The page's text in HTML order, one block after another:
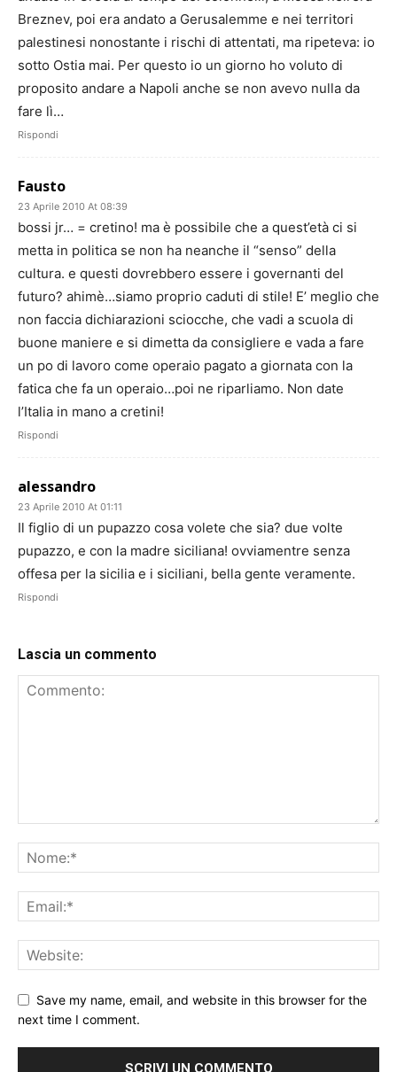
Breznev, poi era andato a Gerusalemme e nei territori
palestinesi nonostante i rischi di attentati, ma ripeteva: io
sotto Ostia mai. Per questo io un giorno ho voluto di
proposito andare a Napoli anche se non avevo nulla da
fare lì…
Rispondi
Fausto
23 Aprile 2010 At 08:39
bossi jr… = cretino! ma è possibile che a quest’età ci si
metta in politica se non ha neanche il “senso” della
cultura. e questi dovrebbero essere i governanti del
futuro? ahimè…siamo proprio caduti di stile! E’ meglio che
non faccia dichiarazioni sciocche, che vadi a scuola di
buone maniere e si dimetta da consigliere e vada a fare
un po di lavoro come operaio pagato a giornata con la
fatica che fa un operaio…poi ne riparliamo. Non date
l’Italia in mano a cretini!
Rispondi
alessandro
23 Aprile 2010 At 01:11
Il figlio di un pupazzo cosa volete che sia? due volte
pupazzo, e con la madre siciliana! ovviamentre senza
offesa per la sicilia e i siciliani, bella gente veramente.
Rispondi
Lascia un commento
Save my name, email, and website in this browser for the
next time I comment.